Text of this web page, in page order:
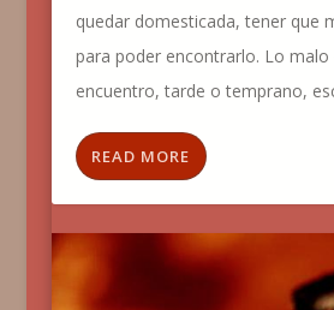
quedar domesticada, tener que
para poder encontrarlo. Lo malo
encuentro, tarde o temprano,
READ MORE